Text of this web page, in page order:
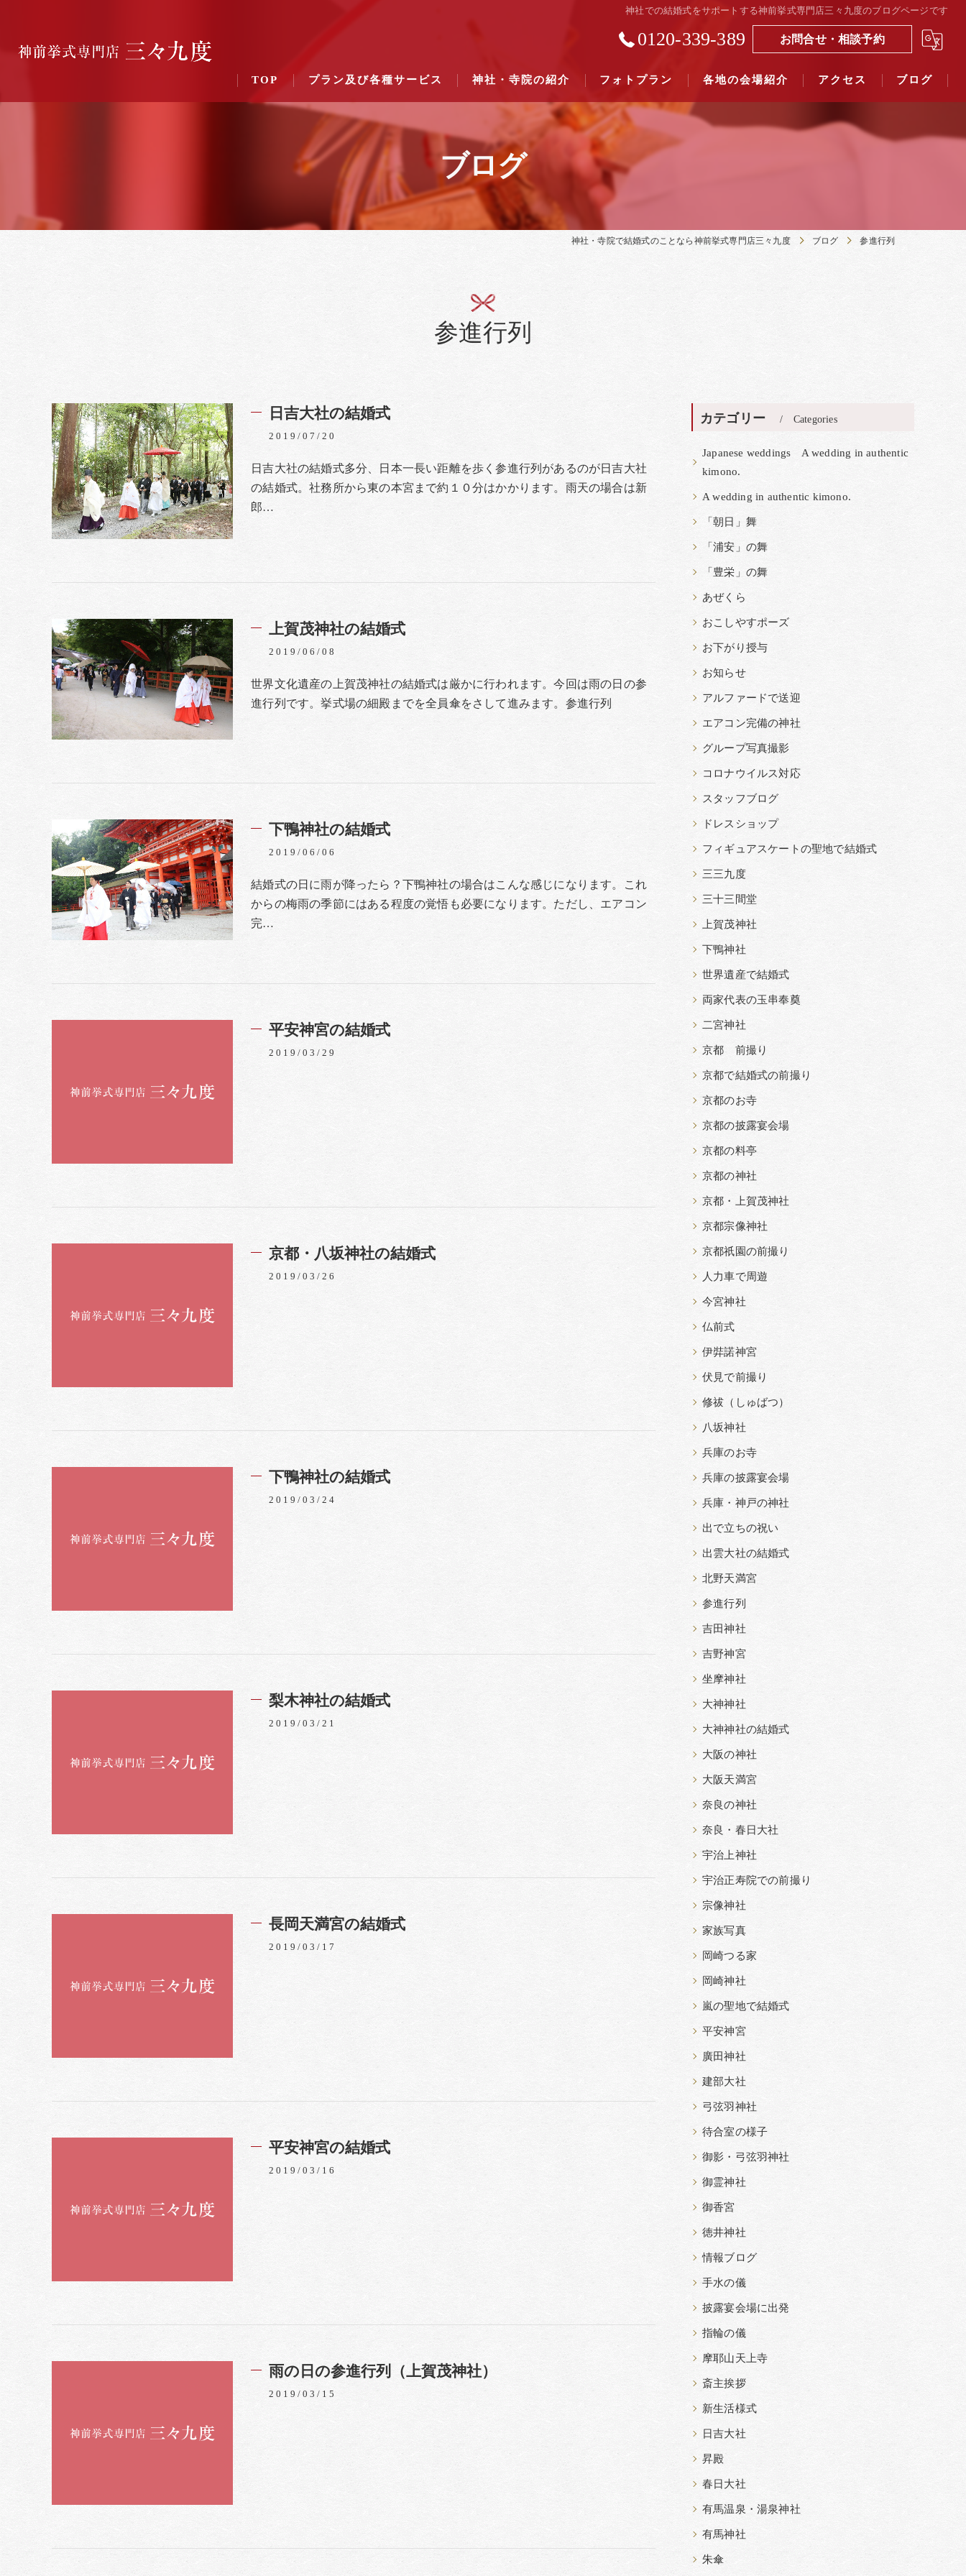
神社での結婚式をサポートする神前挙式専門店三々九度のブログページです
0120-339-389 お問合せ・相談予約
TOP プラン及び各種サービス 神社・寺院の紹介
結婚式のできる東京都下の神社一覧（４０社寺）｜三々九度東京
結婚式のできる関東六県の神社一覧（７５社）県別表示｜三々九度東京
フォトプラン 各地の会場紹介 アクセス ブログ
ブログ
神社・寺院で結婚式のことなら神前挙式専門店三々九度 ブログ 参進行列
参進行列
日吉大社の結婚式
2019/07/20
日吉大社の結婚式多分、日本一長い距離を歩く参進行列があるのが日吉大社
の結婚式。社務所から東の本宮まで約１０分はかかります。雨天の場合は新
郎…
上賀茂神社の結婚式
2019/06/08
世界文化遺産の上賀茂神社の結婚式は厳かに行われます。今回は雨の日の参
進行列です。挙式場の細殿までを全員傘をさして進みます。参進行列
下鴨神社の結婚式
2019/06/06
結婚式の日に雨が降ったら？下鴨神社の場合はこんな感じになります。これ
からの梅雨の季節にはある程度の覚悟も必要になります。ただし、エアコン
完…
平安神宮の結婚式
2019/03/29
京都・八坂神社の結婚式
2019/03/26
下鴨神社の結婚式
2019/03/24
梨木神社の結婚式
2019/03/21
長岡天満宮の結婚式
2019/03/17
平安神宮の結婚式
2019/03/16
雨の日の参進行列（上賀茂神社）
2019/03/15
カテゴリー Categories
Japanese weddings A wedding in authentic
kimono.
A wedding in authentic kimono.
「朝日」舞
「浦安」の舞
「豊栄」の舞
あぜくら
おこしやすポーズ
お下がり授与
お知らせ
アルファードで送迎
エアコン完備の神社
グループ写真撮影
コロナウイルス対応
スタッフブログ
ドレスショップ
フィギュアスケートの聖地で結婚式
三三九度
三十三間堂
上賀茂神社
下鴨神社
世界遺産で結婚式
両家代表の玉串奉奠
二宮神社
京都 前撮り
京都で結婚式の前撮り
京都のお寺
京都の披露宴会場
京都の料亭
京都の神社
京都・上賀茂神社
京都宗像神社
京都祇園の前撮り
人力車で周遊
今宮神社
仏前式
伊弉諾神宮
伏見で前撮り
修祓（しゅばつ）
八坂神社
兵庫のお寺
兵庫の披露宴会場
兵庫・神戸の神社
出で立ちの祝い
出雲大社の結婚式
北野天満宮
参進行列
吉田神社
吉野神宮
坐摩神社
大神神社
大神神社の結婚式
大阪の神社
大阪天満宮
奈良の神社
奈良・春日大社
宇治上神社
宇治正寿院での前撮り
宗像神社
家族写真
岡崎つる家
岡崎神社
嵐の聖地で結婚式
平安神宮
廣田神社
建部大社
弓弦羽神社
待合室の様子
御影・弓弦羽神社
御霊神社
御香宮
徳井神社
情報ブログ
手水の儀
披露宴会場に出発
指輪の儀
摩耶山天上寺
斎主挨拶
新生活様式
日吉大社
昇殿
春日大社
有馬温泉・湯泉神社
有馬神社
朱傘